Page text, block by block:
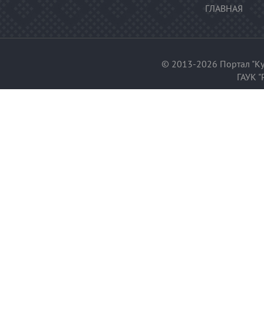
ГЛАВНАЯ
© 2013-2026 Портал
ГАУК